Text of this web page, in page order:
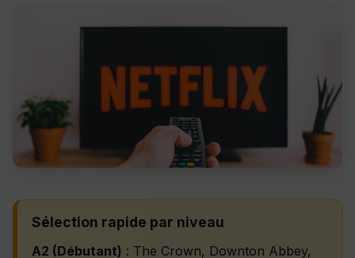
Sélection rapide par niveau
A2 (Débutant) : The Crown, Downton Abbey,